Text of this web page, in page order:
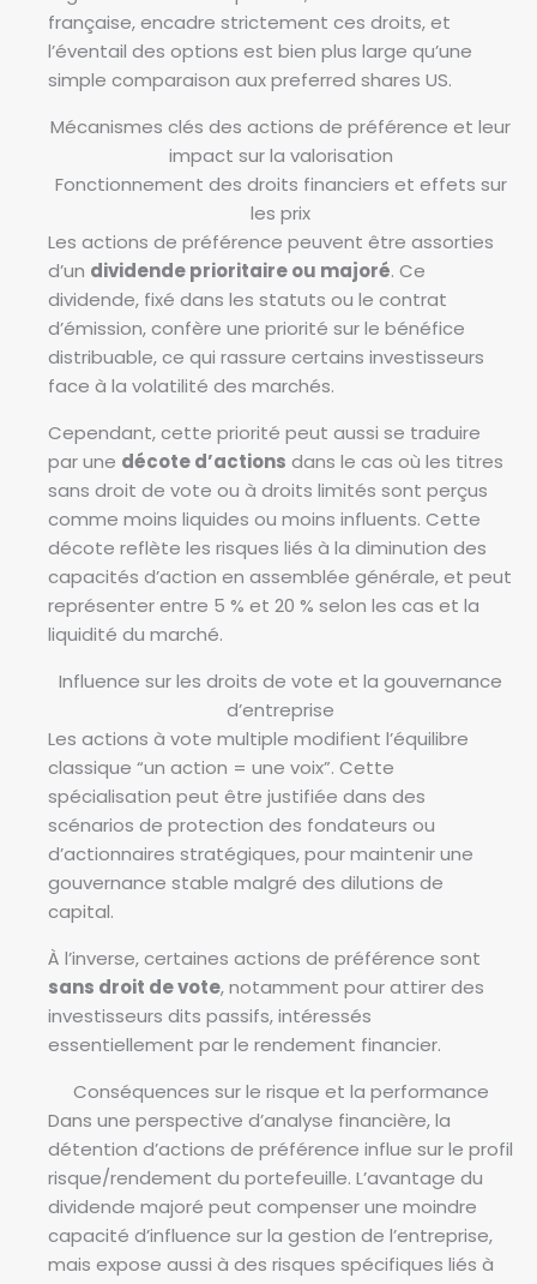
française, encadre strictement ces droits, et
l’éventail des options est bien plus large qu’une
simple comparaison aux preferred shares US.
Mécanismes clés des actions de préférence et leur
impact sur la valorisation
Fonctionnement des droits financiers et effets sur
les prix
Les actions de préférence peuvent être assorties
d’un dividende prioritaire ou majoré. Ce
dividende, fixé dans les statuts ou le contrat
d’émission, confère une priorité sur le bénéfice
distribuable, ce qui rassure certains investisseurs
face à la volatilité des marchés.
Cependant, cette priorité peut aussi se traduire
par une décote d’actions dans le cas où les titres
sans droit de vote ou à droits limités sont perçus
comme moins liquides ou moins influents. Cette
décote reflète les risques liés à la diminution des
capacités d’action en assemblée générale, et peut
représenter entre 5 % et 20 % selon les cas et la
liquidité du marché.
Influence sur les droits de vote et la gouvernance
d’entreprise
Les actions à vote multiple modifient l’équilibre
classique “un action = une voix”. Cette
spécialisation peut être justifiée dans des
scénarios de protection des fondateurs ou
d’actionnaires stratégiques, pour maintenir une
gouvernance stable malgré des dilutions de
capital.
À l’inverse, certaines actions de préférence sont
sans droit de vote, notamment pour attirer des
investisseurs dits passifs, intéressés
essentiellement par le rendement financier.
Conséquences sur le risque et la performance
Dans une perspective d’analyse financière, la
détention d’actions de préférence influe sur le profil
risque/rendement du portefeuille. L’avantage du
dividende majoré peut compenser une moindre
capacité d’influence sur la gestion de l’entreprise,
mais expose aussi à des risques spécifiques liés à